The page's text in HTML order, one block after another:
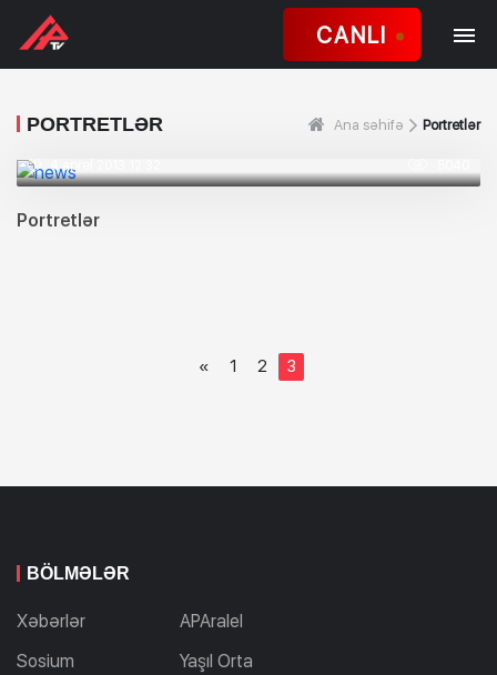
CANLI
PORTRETLƏR Ana səhifə Portretlər
Portretlər
« 1 2 3
BÖLMƏLƏR
Xəbərlər
APAralel
Sosium
Yaşıl Orta